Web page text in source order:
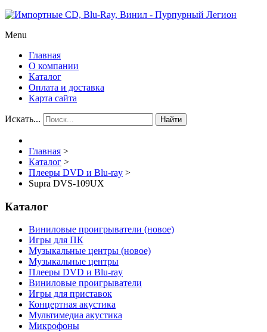
Menu
Главная
О компании
Каталог
Оплата и доставка
Карта сайта
Искать... Найти
Главная >
Каталог >
Плееры DVD и Blu-ray >
Supra DVS-109UX
Каталог
Виниловые проигрыватели (новое)
Игры для ПК
Музыкальные центры (новое)
Музыкальные центры
Плееры DVD и Blu-ray
Виниловые проигрыватели
Игры для приставок
Концертная акустика
Мультимедиа акустика
Микрофоны